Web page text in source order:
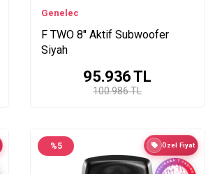
Genelec
F TWO 8'' Aktif Subwoofer
Siyah
100.986 TL
95.936TL
%5 Özel Fiyat